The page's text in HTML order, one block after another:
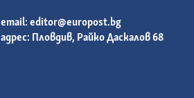
email:editor@europost.bg
адрес: Пловдив, Райко Даскалов 68